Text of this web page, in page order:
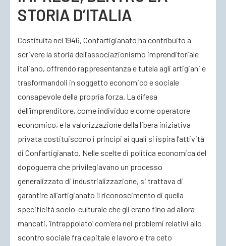
STORIA D’ITALIA
Costituita nel 1946, Confartigianato ha contribuito a
scrivere la storia dell’associazionismo imprenditoriale
italiano, offrendo rappresentanza e tutela agli artigiani e
trasformandoli in soggetto economico e sociale
consapevole della propria forza. La difesa
dell’imprenditore, come individuo e come operatore
economico, e la valorizzazione della libera iniziativa
privata costituiscono i principi ai quali si ispira l’attività
di Confartigianato. Nelle scelte di politica economica del
dopoguerra che privilegiavano un processo
generalizzato di industrializzazione, si trattava di
garantire all’artigianato il riconoscimento di quella
specificità socio-culturale che gli erano fino ad allora
mancati, ‘intrappolato’ com’era nei problemi relativi allo
scontro sociale fra capitale e lavoro e tra ceto